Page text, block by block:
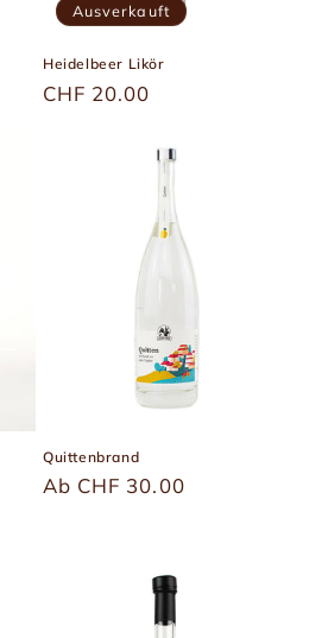
Ausverkauft
Heidelbeer Likör
Üblicher
CHF 20.00
Quittenbrand
Üblicher
Ab CHF 30.00